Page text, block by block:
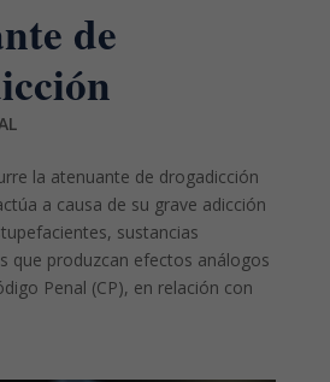
de
la atenuante de drogadicción
a causa de su grave adicción
sustancias
que produzcan efectos análogos
Penal (CP), en relación con